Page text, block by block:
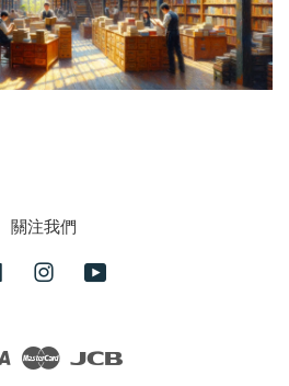
關注我們
FacebookInstagram
Visa Master JCB